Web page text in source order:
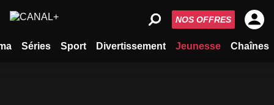
Séries Sport Divertissement Jeunesse Chaînes
NOS OFFRES